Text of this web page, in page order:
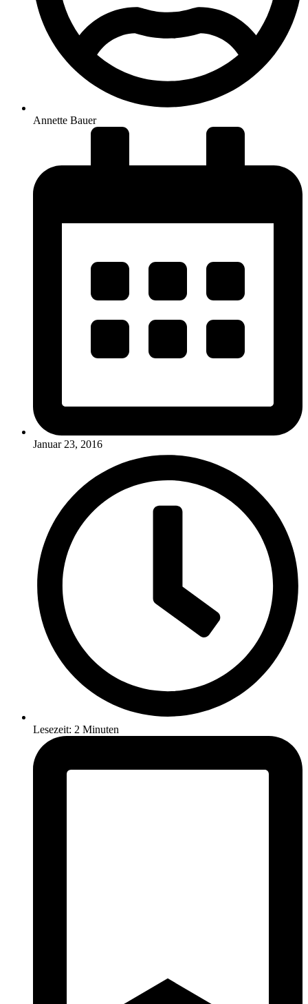
Annette Bauer
Januar 23, 2016
Lesezeit: 2 Minuten